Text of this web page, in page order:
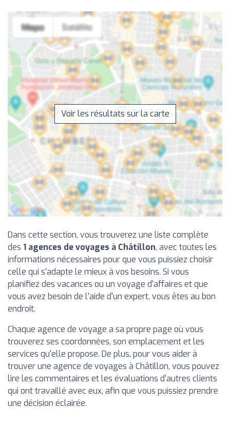
Voir les résultats sur la carte
Dans cette section, vous trouverez une liste complète
des 1 agences de voyages à Châtillon, avec toutes les
informations nécessaires pour que vous puissiez choisir
celle qui s'adapte le mieux à vos besoins. Si vous
planifiez des vacances ou un voyage d'affaires et que
vous avez besoin de l'aide d'un expert, vous êtes au bon
endroit.
Chaque agence de voyage a sa propre page où vous
trouverez ses coordonnées, son emplacement et les
services qu'elle propose. De plus, pour vous aider à
trouver une agence de voyages à Châtillon, vous pouvez
lire les commentaires et les évaluations d'autres clients
qui ont travaillé avec eux, afin que vous puissiez prendre
une décision éclairée.